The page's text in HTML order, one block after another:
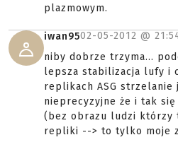
plazmowym.
iwan9502-05-2012 @
niby dobrze trzyma...
lepsza stabilizacja lufy i
replikach ASG strzelanie
nieprecyzyjne że i tak
(bez obrazu ludzi którzy
repliki --> to tylko moje